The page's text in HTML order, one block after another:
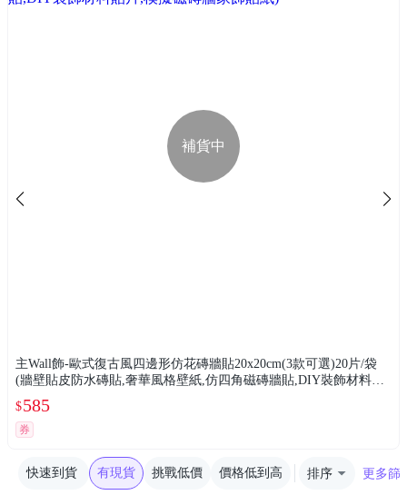
補貨中
主Wall飾-歐式復古風四邊形仿花磚牆貼20x20cm(3款可選)20片/袋
(牆壁貼皮防水磚貼,奢華風格壁紙,仿四角磁磚牆貼,DIY裝飾材料貼
片,模擬磁磚牆家飾貼紙)
$585
券
快速到貨 有現貨 挑戰低價 價格低到高 排序 更多篩